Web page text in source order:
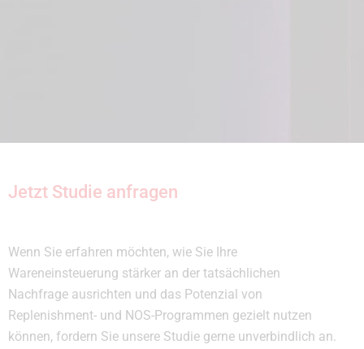
Jetzt Studie anfragen
Wenn Sie erfahren möchten, wie Sie Ihre
Wareneinsteuerung stärker an der tatsächlichen
Nachfrage ausrichten und das Potenzial von
Replenishment- und NOS-Programmen gezielt nutzen
können, fordern Sie unsere Studie gerne unverbindlich an.